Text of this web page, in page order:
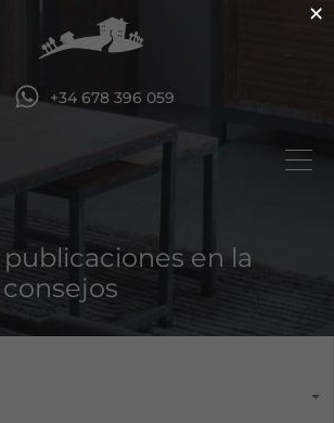
+34 678 396 059
publicaciones en la
×